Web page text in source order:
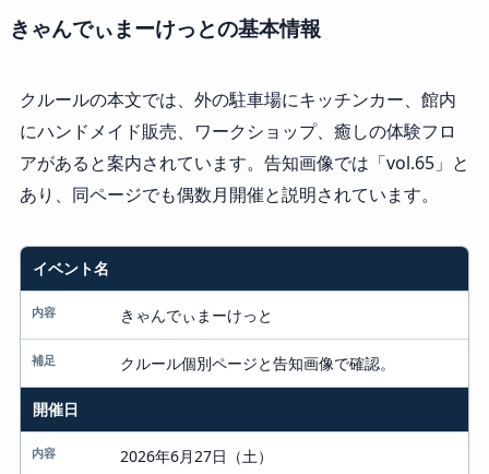
きゃんでぃまーけっとの基本情報
クルールの本文では、外の駐車場にキッチンカー、館内
にハンドメイド販売、ワークショップ、癒しの体験フロ
アがあると案内されています。告知画像では「vol.65」と
あり、同ページでも偶数月開催と説明されています。
項目
内容
補足
イベント名
きゃんでぃまーけっと
クルール個別ページと告知画像で確認。
開催日
2026年6月27日（土）